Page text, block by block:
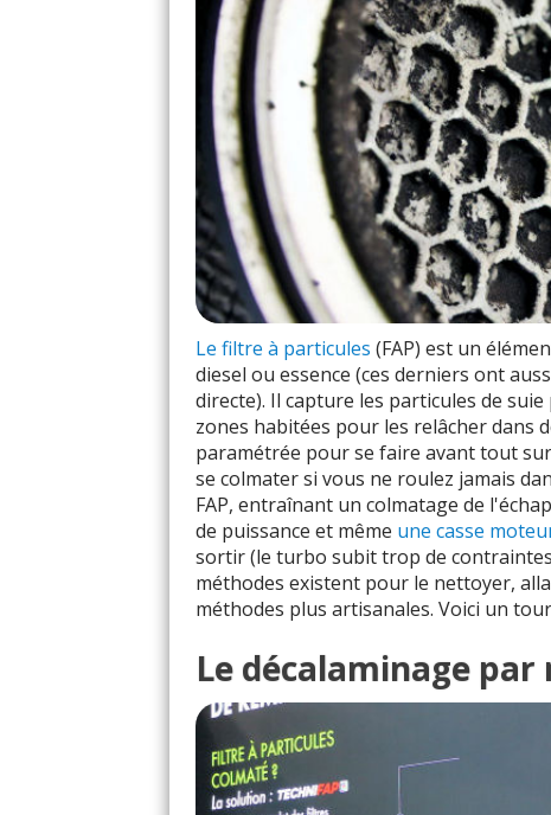
Le filtre à particules (FAP) est un
diesel ou essence (ces derniers ont
directe). Il capture les particules de
zones habitées pour les relâcher dans
paramétrée pour se faire avant tout
se colmater si vous ne roulez jamais
FAP, entraînant un colmatage de
de puissance et même une casse
sortir (le turbo subit trop de
méthodes existent pour le nettoyer,
méthodes plus artisanales. Voici un
Le décalaminage par